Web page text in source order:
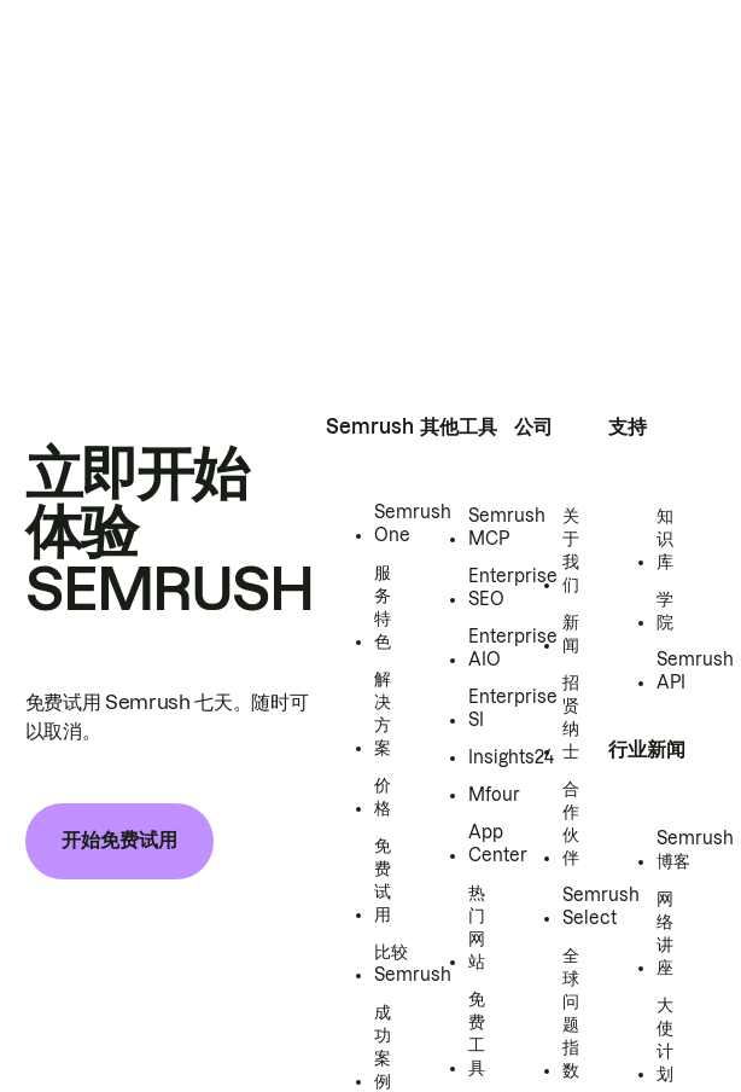
立即开始
体验
SEMRUSH
免费试用 Semrush 七天。随时可
以取消。
开始免费试用
Semrush
Semrush
One
服
务
特
色
解
决
方
案
价
格
免
费
试
用
比较
Semrush
成
功
案
例
其他工具
Semrush
MCP
Enterprise
SEO
Enterprise
AIO
Enterprise
SI
Insights24
Mfour
App
Center
热
门
网
站
免
费
工
具
公司
关
于
我
们
新
闻
招
贤
纳
士
合
作
伙
伴
Semrush
Select
全
球
问
题
指
数
支持
知
识
库
学
院
Semrush
API
行业新闻
Semrush
博客
网
络
讲
座
大
使
计
划